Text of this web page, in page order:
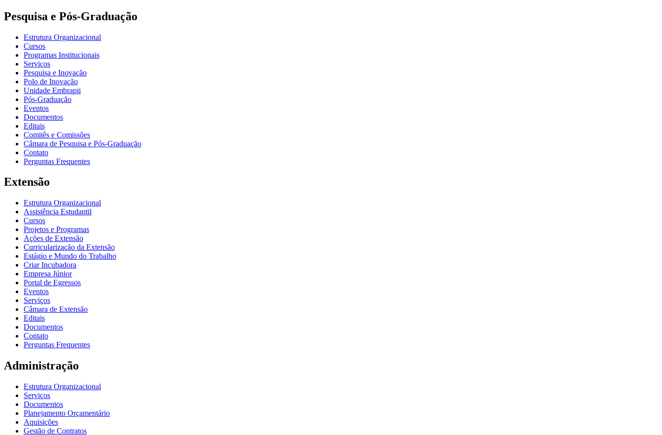
Pesquisa e Pós-Graduação
Estrutura Organizacional
Cursos
Programas Institucionais
Serviços
Pesquisa e Inovação
Polo de Inovação
Unidade Embrapii
Pós-Graduação
Eventos
Documentos
Editais
Comitês e Comissões
Câmara de Pesquisa e Pós-Graduação
Contato
Perguntas Frequentes
Extensão
Estrutura Organizacional
Assistência Estudantil
Cursos
Projetos e Programas
Ações de Extensão
Curricularização da Extensão
Estágio e Mundo do Trabalho
Criar Incubadora
Empresa Júnior
Portal de Egressos
Eventos
Serviços
Câmara de Extensão
Editais
Documentos
Contato
Perguntas Frequentes
Administração
Estrutura Organizacional
Serviços
Documentos
Planejamento Orçamentário
Aquisições
Gestão de Contratos